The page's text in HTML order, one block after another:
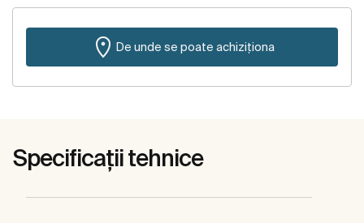
De unde se poate achiziționa
Specificații tehnice